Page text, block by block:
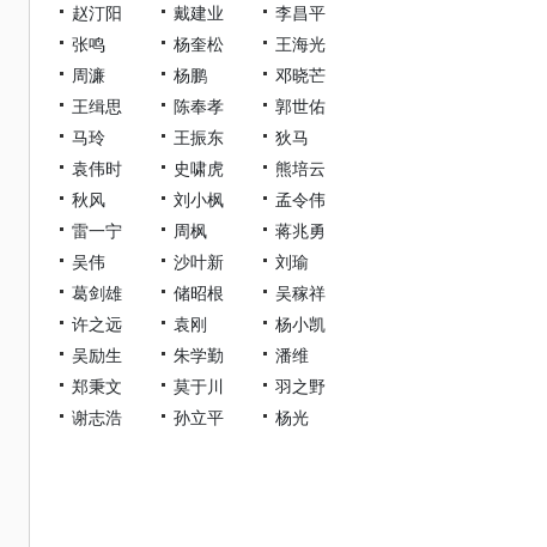
赵汀阳
戴建业
李昌平
张鸣
杨奎松
王海光
周濂
杨鹏
邓晓芒
王缉思
陈奉孝
郭世佑
马玲
王振东
狄马
袁伟时
史啸虎
熊培云
秋风
刘小枫
孟令伟
雷一宁
周枫
蒋兆勇
吴伟
沙叶新
刘瑜
葛剑雄
储昭根
吴稼祥
许之远
袁刚
杨小凯
吴励生
朱学勤
潘维
郑秉文
莫于川
羽之野
谢志浩
孙立平 杨光